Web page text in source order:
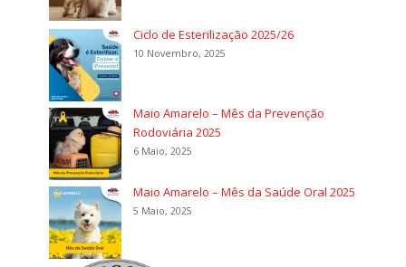
Ciclo de Esterilização 2025/26
10 Novembro, 2025
Maio Amarelo – Mês da Prevenção
Rodoviária 2025
6 Maio, 2025
Maio Amarelo – Mês da Saúde Oral 2025
5 Maio, 2025